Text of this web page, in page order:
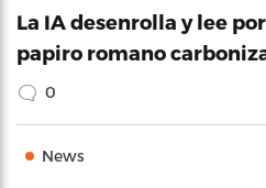
La IA desenrolla y lee
papiro romano
0
News